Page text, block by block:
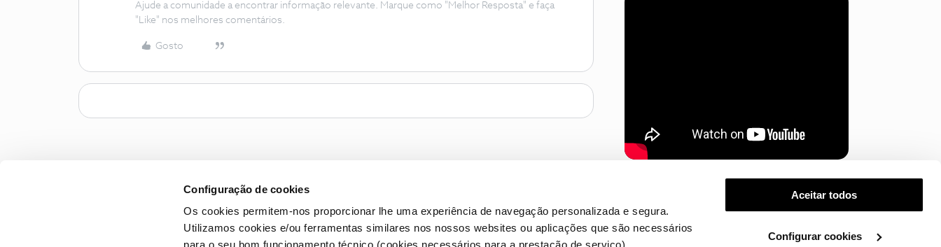
Configuração de cookies
Os cookies permitem-nos proporcionar lhe uma experiência de navegação personalizada e segura.
Utilizamos cookies e/ou ferramentas similares nos nossos websites ou aplicações que são necessários
Aceitar todos
Configurar cookies
Ajude a comunidade a encontrar informação relevante. Marque como "Melhor Resposta" e faça
"Like" nos melhores comentários.
Gosto